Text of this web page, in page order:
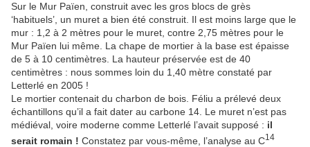
Sur le Mur Païen, construit avec les gros blocs de grès
‘habituels’, un muret a bien été construit. Il est moins large que le
mur : 1,2 à 2 mètres pour le muret, contre 2,75 mètres pour le
Mur Païen lui même. La chape de mortier à la base est épaisse
de 5 à 10 centimètres. La hauteur préservée est de 40
centimètres : nous sommes loin du 1,40 mètre constaté par
Letterlé en 2005 !
Le mortier contenait du charbon de bois. Féliu a prélevé deux
échantillons qu’il a fait dater au carbone 14. Le muret n’est pas
médiéval, voire moderne comme Letterlé l’avait supposé : il
serait romain ! Constatez par vous-même, l’analyse au C14